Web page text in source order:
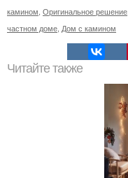
камином Оригинальное решение
частном доме Дом с камином
Читайте также